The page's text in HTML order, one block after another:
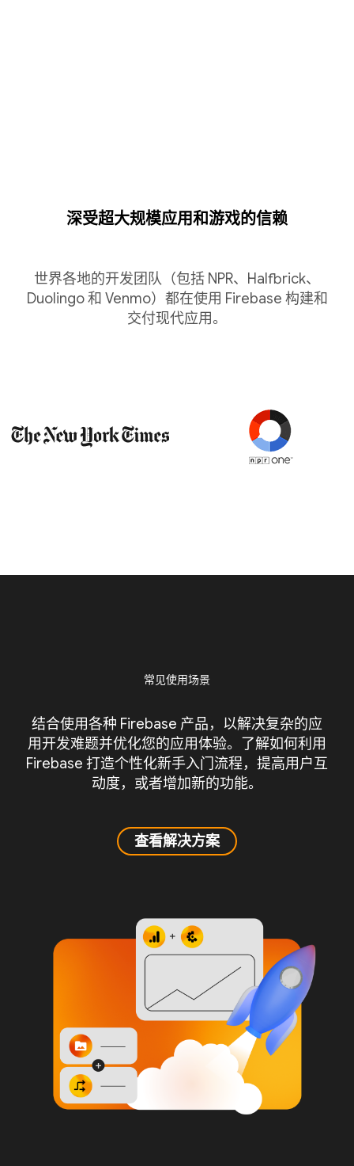
深受超大规模应用和游戏的信赖
世界各地的开发团队（包括 NPR、Halfbrick、
Duolingo 和 Venmo）都在使用 Firebase 构建和
交付现代应用。
常见使用场景
结合使用各种 Firebase 产品，以解决复杂的应
用开发难题并优化您的应用体验。了解如何利用
Firebase 打造个性化新手入门流程，提高用户互
动度，或者增加新的功能。
查看解决方案